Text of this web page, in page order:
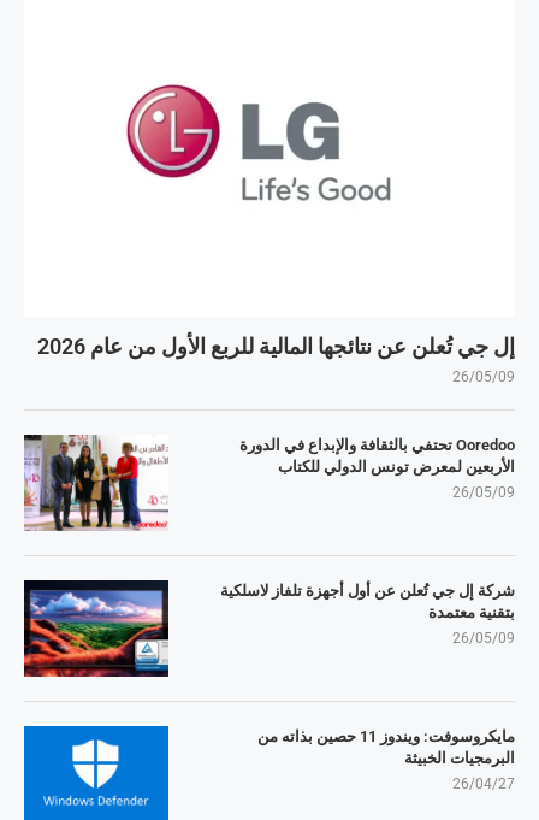
إل جي تُعلن عن نتائجها المالية للربع الأول من عام 2026
26/05/09
Ooredoo تحتفي بالثقافة والإبداع في الدورة
الأربعين لمعرض تونس الدولي للكتاب
26/05/09
شركة إل جي تُعلن عن أول أجهزة تلفاز لاسلكية
بتقنية معتمدة
26/05/09
مايكروسوفت: ويندوز 11 حصين بذاته من
البرمجيات الخبيثة
26/04/27